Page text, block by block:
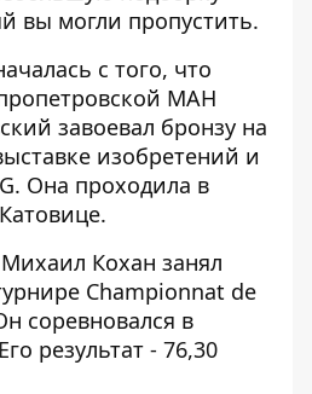
вы могли пропустить.
с того, что
МАН
завоевал бронзу на
изобретений и
Она проходила в
Михаил Кохан занял
Championnat de
соревновался в
результат - 76,30